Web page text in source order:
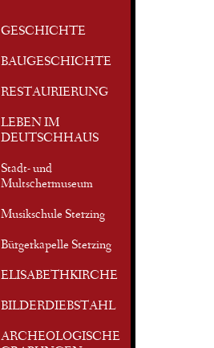
GESCHICHTE
BAUGESCHICHTE
RESTAURIERUNG
LEBEN IM
DEUTSCHHAUS
Stadt- und
Multschermuseum
Musikschule Sterzing
Bürgerkapelle Sterzing
ELISABETHKIRCHE
BILDERDIEBSTAHL
ARCHEOLOGISCHE